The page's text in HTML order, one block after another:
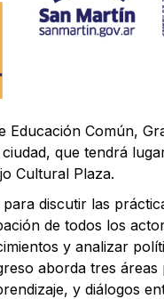
Educación Común,
que tendrá
Cultural Plaza.
discutir las
de todos los
y analizar
aborda tres
y diálogos